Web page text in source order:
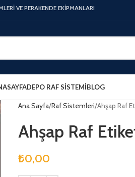
VE PERAKENDE EKİPMANLARI
DEPO RAF SISTEMIBLOG
Ana Sayfa Raf Sistemleri Ahşap Raf
Ahşap Raf
₺0,00